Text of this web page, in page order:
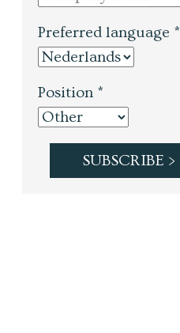
Preferred language *
Position *